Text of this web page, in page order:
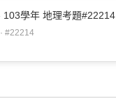
103學年 地理考題#22214
#22214